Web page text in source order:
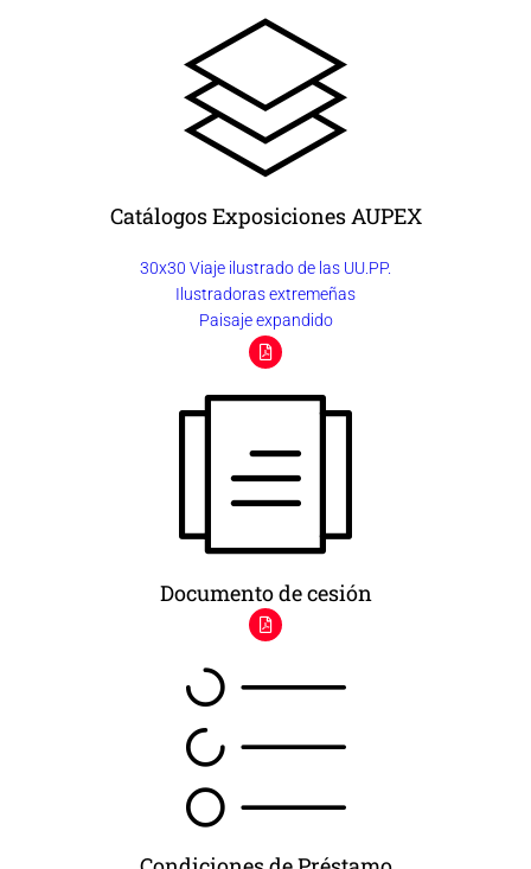
Catálogos Exposiciones AUPEX
30x30 Viaje ilustrado de las UU.PP.
Ilustradoras extremeñas
Paisaje expandido
Documento de cesión